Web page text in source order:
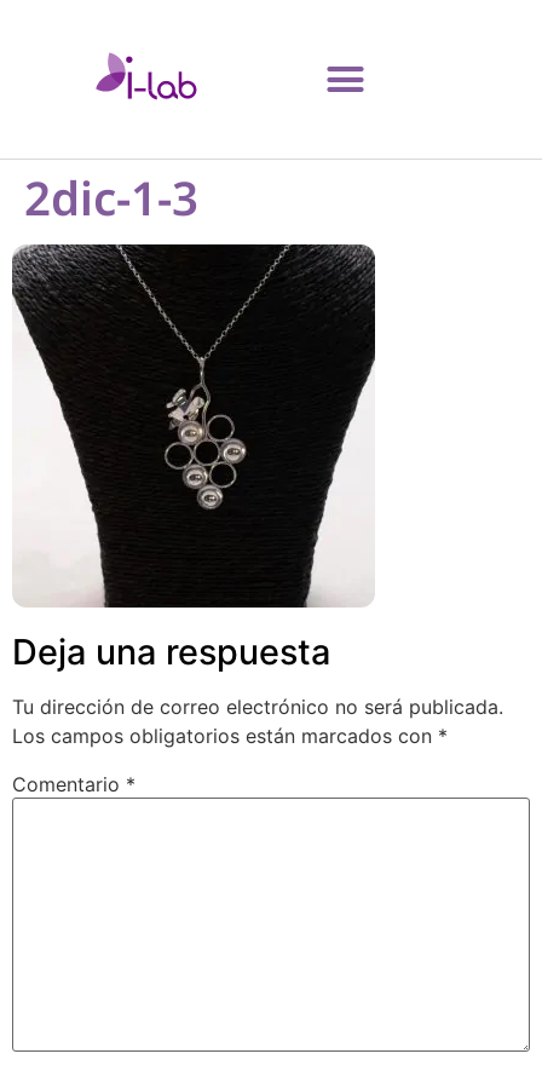
2dic-1-3
Deja una respuesta
Tu dirección de correo electrónico no será publicada.
Los campos obligatorios están marcados con *
Comentario *